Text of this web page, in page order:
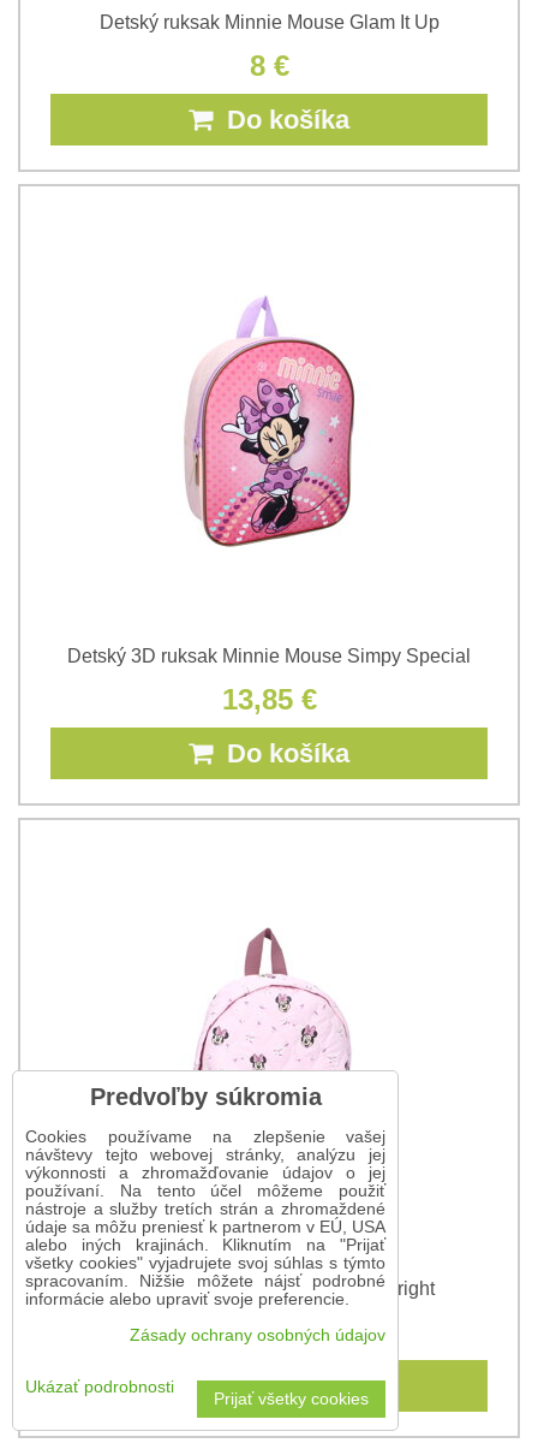
Detský ruksak Minnie Mouse Glam It Up
8 €
Do košíka
Detský 3D ruksak Minnie Mouse Simpy Special
13,85 €
Do košíka
Ruksak Minnie Mouse Blooming Bright
24,60 €
Do košíka
Predvoľby súkromia
Cookies používame na zlepšenie vašej
návštevy tejto webovej stránky, analýzu jej
výkonnosti a zhromažďovanie údajov o jej
používaní. Na tento účel môžeme použiť
nástroje a služby tretích strán a zhromaždené
údaje sa môžu preniesť k partnerom v EÚ, USA
alebo iných krajinách. Kliknutím na "Prijať
všetky cookies" vyjadrujete svoj súhlas s týmto
spracovaním. Nižšie môžete nájsť podrobné
informácie alebo upraviť svoje preferencie.
Zásady ochrany osobných údajov
Ukázať podrobnosti
Prijať všetky cookies